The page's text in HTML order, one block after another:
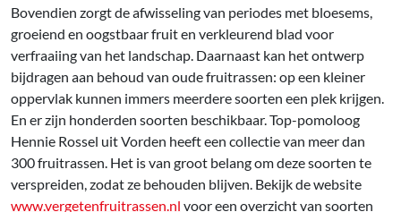
Bovendien zorgt de afwisseling van periodes met bloesems,
groeiend en oogstbaar fruit en verkleurend blad voor
verfraaiing van het landschap. Daarnaast kan het ontwerp
bijdragen aan behoud van oude fruitrassen: op een kleiner
oppervlak kunnen immers meerdere soorten een plek krijgen.
En er zijn honderden soorten beschikbaar. Top-pomoloog
Hennie Rossel uit Vorden heeft een collectie van meer dan
300 fruitrassen. Het is van groot belang om deze soorten te
verspreiden, zodat ze behouden blijven. Bekijk de website
www.vergetenfruitrassen.nl voor een overzicht van soorten